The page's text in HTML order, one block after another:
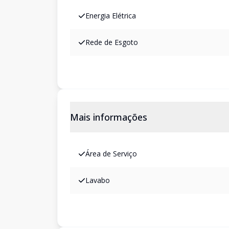
Energia Elétrica
Rede de Esgoto
Mais informações
Área de Serviço
Lavabo